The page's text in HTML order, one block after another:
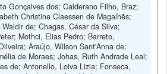
Gonçalves dos; Calderano Filho, Braz;
Christine Claessen de Magalhẽs;
de; Chagas, César da Silva;
Mothci, Elias Pedro; Barreto,
Araújo, Wilson Sant'Anna de;
de Moraes; Johas, Ruth Andrade Leal;
de; Antonello, Loiva Lizia; Fonseca,